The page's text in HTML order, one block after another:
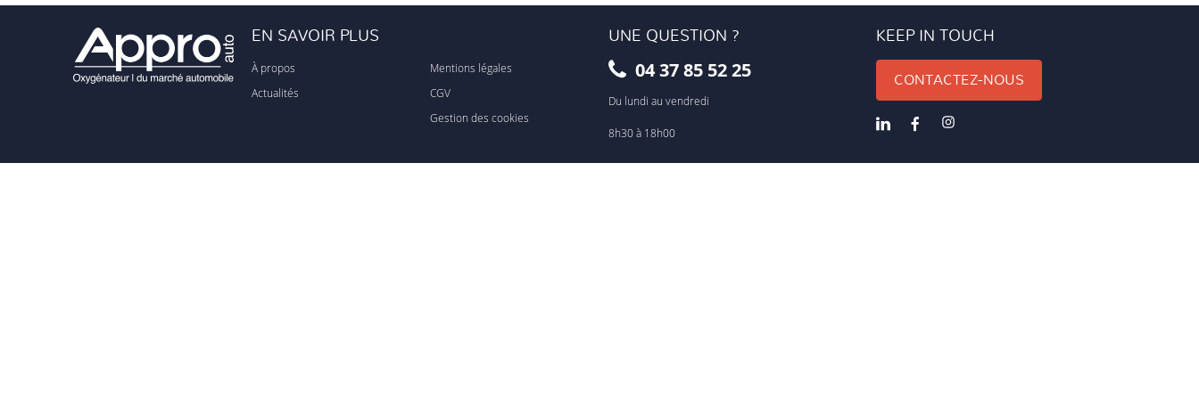
EN SAVOIR PLUS
À propos
Actualités
Mentions légales
CGV
Gestion des cookies
UNE QUESTION ?
04 37 85 52 25
Du lundi au vendredi
8h30 à 18h00
KEEP IN TOUCH
CONTACTEZ-NOUS